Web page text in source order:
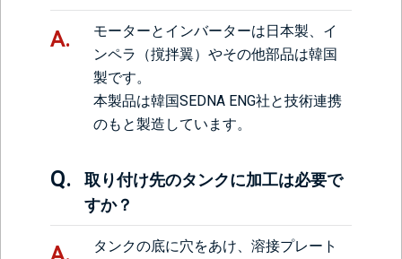
モーターとインバーターは日本製、イ
ンペラ（撹拌翼）やその他部品は韓国
製です。
本製品は韓国SEDNA ENG社と技術連携
のもと製造しています。
取り付け先のタンクに加工は必要で
すか？
タンクの底に穴をあけ、溶接プレート